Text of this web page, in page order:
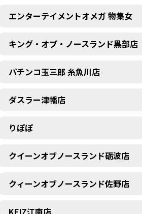
エンターテイメントオメガ 物集女
キング・オブ・ノースランド黒部店
パチンコ玉三郎 糸魚川店
ダスラー津幡店
りぽぽ
クイーンオブノースランド砺波店
クィーンオブノースランド佐野店
KEIZ江南店